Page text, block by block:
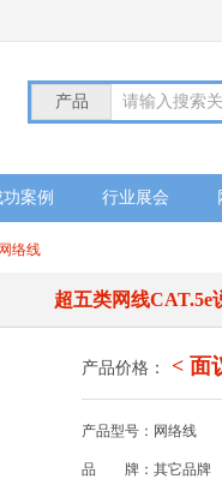
产品 请输入搜索
功案例 行业展会
络线
超五类网线CAT.5e
产品价格： < 面
产品型号：网络线
品 牌：其它品牌